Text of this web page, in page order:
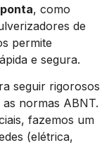
, como
de
permite
e segura.
seguir rigorosos
normas ABNT.
fazemos um
(elétrica,